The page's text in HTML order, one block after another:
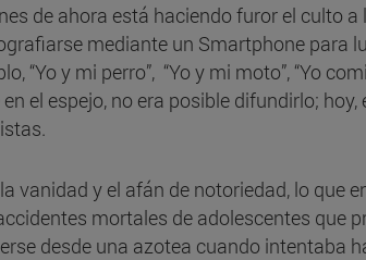
de ahora está haciendo furor el culto
mediante un Smartphone
“Yo y mi perro”, “Yo y mi moto”, “Yo
el espejo, no era posible difundirlo;
vanidad y el afán de notoriedad, lo que
mortales de adolescentes que
desde una azotea cuando intentaba